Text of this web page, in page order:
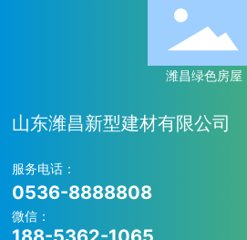
潍昌绿色房屋
山东潍昌新型建材有限公司
服务电话：
0536-8888808
微信：